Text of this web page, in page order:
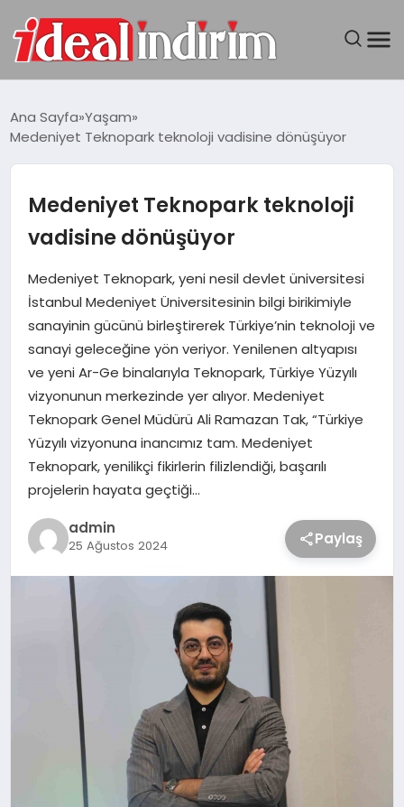
BILGISAYAR
DÜNYA
SEYAHAT
TEKNOLOJI
YAŞAM
Ana Sayfa Yaşam
Medeniyet Teknopark teknoloji vadisine dönüşüyor
Medeniyet Teknopark teknoloji
vadisine dönüşüyor
Medeniyet Teknopark, yeni nesil devlet üniversitesi
İstanbul Medeniyet Üniversitesinin bilgi birikimiyle
sanayinin gücünü birleştirerek Türkiye’nin teknoloji ve
sanayi geleceğine yön veriyor. Yenilenen altyapısı
ve yeni Ar-Ge binalarıyla Teknopark, Türkiye Yüzyılı
vizyonunun merkezinde yer alıyor. Medeniyet
Teknopark Genel Müdürü Ali Ramazan Tak, “Türkiye
Yüzyılı vizyonuna inancımız tam. Medeniyet
Teknopark, yenilikçi fikirlerin filizlendiği, başarılı
projelerin hayata geçtiği…
admin
25 Ağustos 2024 Paylaş